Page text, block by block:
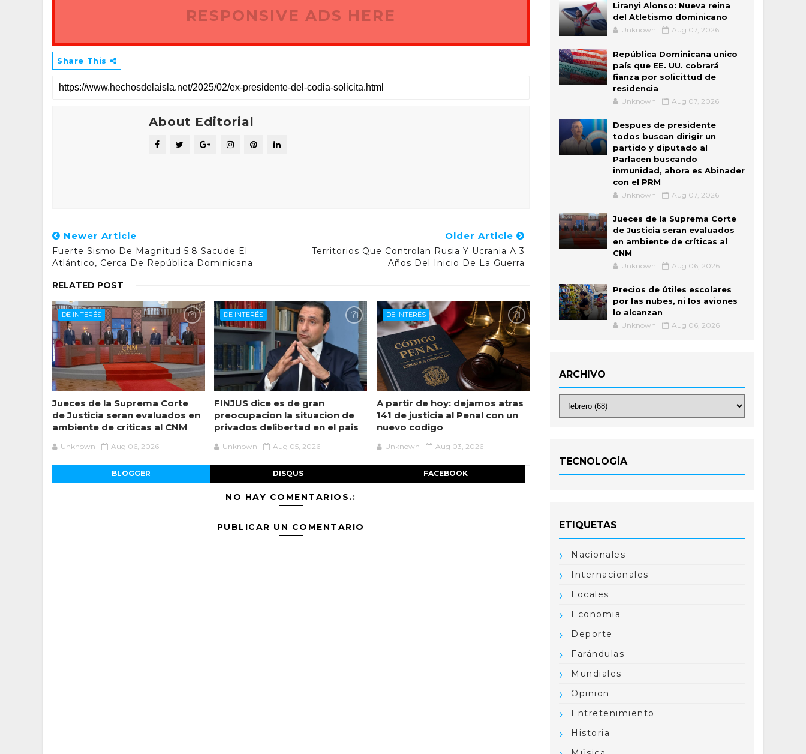
RESPONSIVE ADS HERE
Share This
About Editorial
Newer Article
Fuerte Sismo De Magnitud 5.8 Sacude El
Atlántico, Cerca De República Dominicana
Older Article
Territorios Que Controlan Rusia Y Ucrania A 3
Años Del Inicio De La Guerra
RELATED POST
DE INTERÉS
Jueces de la Suprema Corte
de Justicia seran evaluados en
ambiente de críticas al CNM
Unknown Aug 06, 2026
DE INTERÉS
FINJUS dice es de gran
preocupacion la situacion de
privados delibertad en el pais
Unknown Aug 05, 2026
DE INTERÉS
A partir de hoy: dejamos atras
141 de justicia al Penal con un
nuevo codigo
Unknown Aug 03, 2026
BLOGGER DISQUS FACEBOOK
NO HAY COMENTARIOS.:
PUBLICAR UN COMENTARIO
Liranyi Alonso: Nueva reina
del Atletismo dominicano
Unknown Aug 07, 2026
República Dominicana unico
país que EE. UU. cobrará
fianza por solicittud de
residencia
Unknown Aug 07, 2026
Despues de presidente
todos buscan dirigir un
partido y diputado al
Parlacen buscando
inmunidad, ahora es Abinader
con el PRM
Unknown Aug 07, 2026
Jueces de la Suprema Corte
de Justicia seran evaluados
en ambiente de críticas al
CNM
Unknown Aug 06, 2026
Precios de útiles escolares
por las nubes, ni los aviones
lo alcanzan
Unknown Aug 06, 2026
ARCHIVO
TECNOLOGÍA
ETIQUETAS
Nacionales
Internacionales
Locales
Economia
Deporte
Farándulas
Mundiales
Opinion
Entretenimiento
Historia